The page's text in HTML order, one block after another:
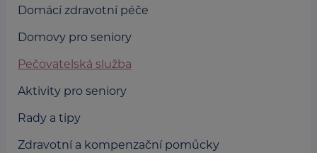
Domácí zdravotní péče
Domovy pro seniory
Pečovatelská služba
Aktivity pro seniory
Rady a tipy
Zdravotní a kompenzační pomůcky